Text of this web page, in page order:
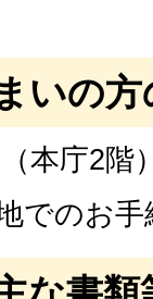
いの
本庁2階
でのお